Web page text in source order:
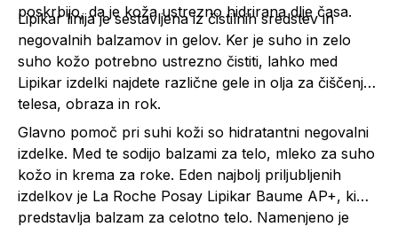
poskrbijo, da je koža ustrezno hidrirana dlje časa.
Lipikar linija je sestavljena iz čistilnih sredstev in
negovalnih balzamov in gelov. Ker je suho in zelo
suho kožo potrebno ustrezno čistiti, lahko med
Lipikar izdelki najdete različne gele in olja za čiščenje
telesa, obraza in rok.
Glavno pomoč pri suhi koži so hidratantni negovalni
izdelke. Med te sodijo balzami za telo, mleko za suho
kožo in krema za roke. Eden najbolj priljubljenih
izdelkov je La Roche Posay Lipikar Baume AP+, ki
predstavlja balzam za celotno telo. Namenjeno je